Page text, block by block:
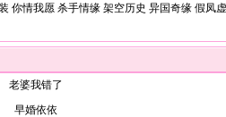
你情我愿 杀手情缘 架空历史 异国奇缘 假凤虚
老婆我错了
早婚依依